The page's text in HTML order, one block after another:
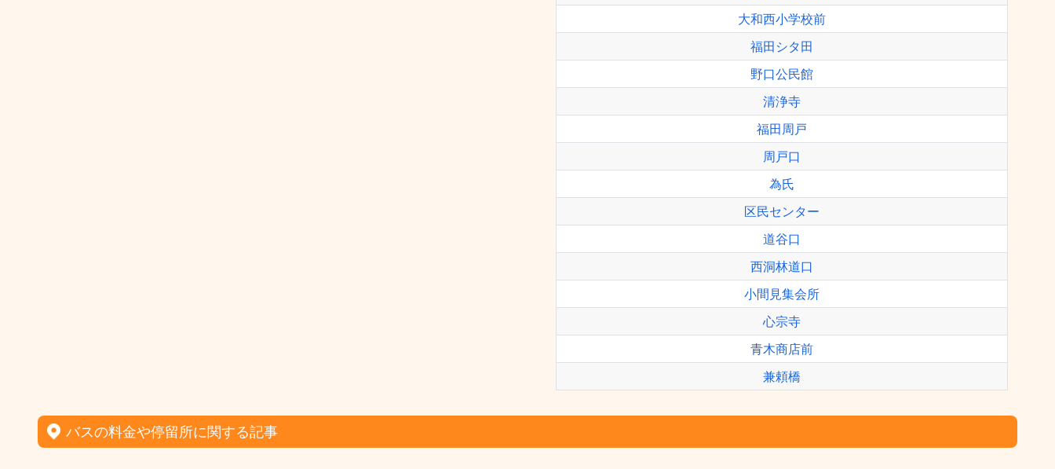
大和西小学校前
福田シタ田
野口公民館
清浄寺
福田周戸
周戸口
為氏
区民センター
道谷口
西洞林道口
小間見集会所
心宗寺
青木商店前
兼頼橋
バスの料金や停留所に関する記事